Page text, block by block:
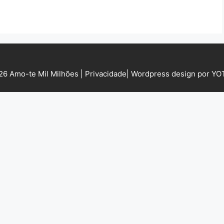
Amo-te Mil Milhões | Privacidade Wordpress design por